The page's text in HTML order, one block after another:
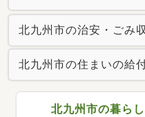
北九州市の治安・ごみ
北九州市の住まいの給
北九州市の暮ら